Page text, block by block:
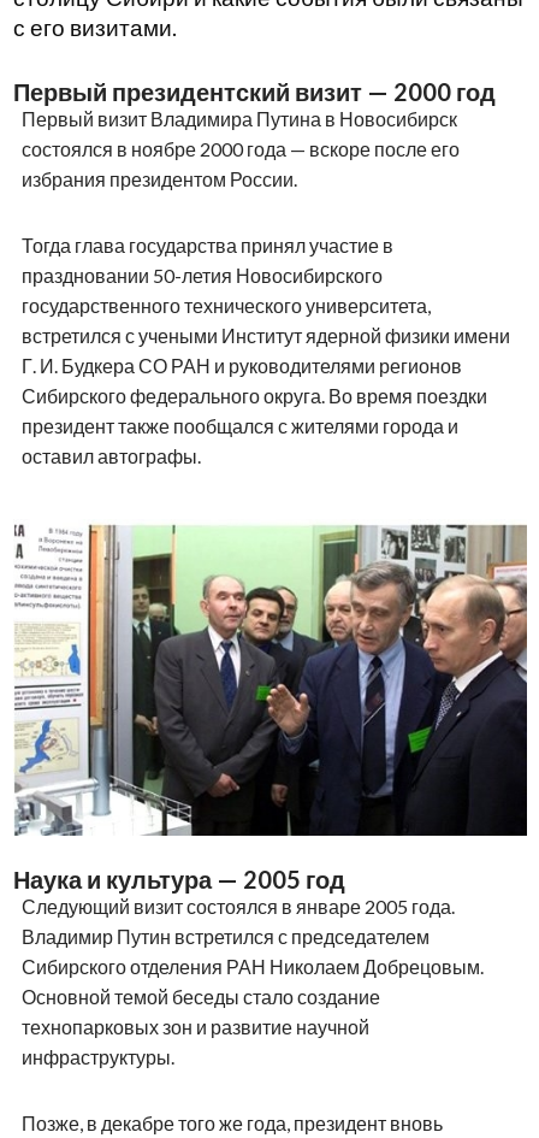
с его визитами.
Первый президентский визит — 2000 год
Первый визит Владимира Путина в Новосибирск
состоялся в ноябре 2000 года — вскоре после его
избрания президентом России.
Тогда глава государства принял участие в
праздновании 50-летия Новосибирского
государственного технического университета,
встретился с учеными Институт ядерной физики имени
Г. И. Будкера СО РАН и руководителями регионов
Сибирского федерального округа. Во время поездки
президент также пообщался с жителями города и
оставил автографы.
Наука и культура — 2005 год
Следующий визит состоялся в январе 2005 года.
Владимир Путин встретился с председателем
Сибирского отделения РАН Николаем Добрецовым.
Основной темой беседы стало создание
технопарковых зон и развитие научной
инфраструктуры.
Позже, в декабре того же года, президент вновь